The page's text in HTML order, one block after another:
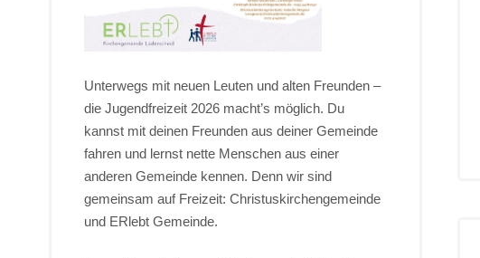
Unterwegs mit neuen Leuten und alten Freunden –
die Jugendfreizeit 2026 macht’s möglich. Du
kannst mit deinen Freunden aus deiner Gemeinde
fahren und lernst nette Menschen aus einer
anderen Gemeinde kennen. Denn wir sind
gemeinsam auf Freizeit: Christuskirchengemeinde
und ERlebt Gemeinde.